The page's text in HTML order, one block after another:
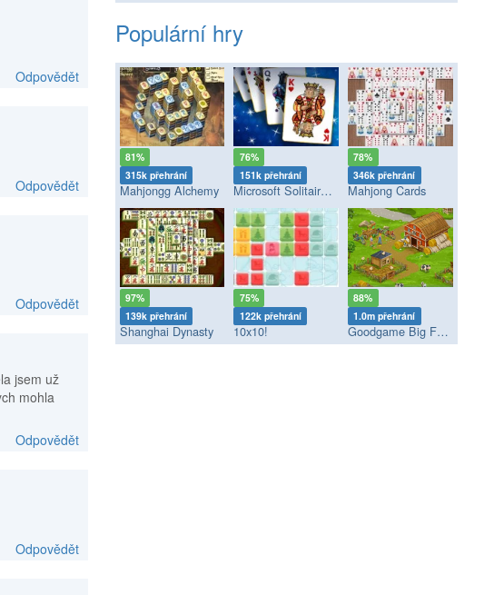
Odpovědět
Odpovědět
Odpovědět
jsem už
mohla
Odpovědět
Odpovědět
Populární hry
81%
315k přehrání
Mahjongg Alchemy
76%
151k přehrání
Microsoft Solitaire Collection
78%
346k přehrání
Mahjong Cards
97%
139k přehrání
Shanghai Dynasty
75%
122k přehrání
10x10!
88%
1.0m přehrání
Goodgame Big Farm